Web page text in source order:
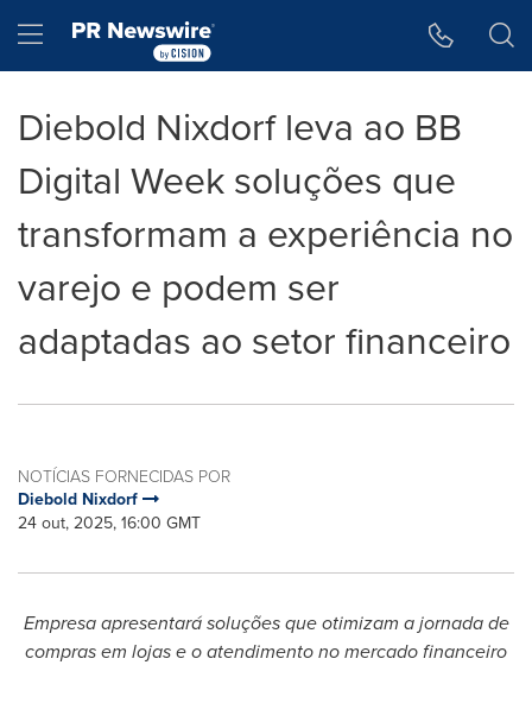
Hamburger menu
Diebold Nixdorf leva ao BB
Digital Week soluções que
transformam a experiência no
varejo e podem ser
adaptadas ao setor financeiro
NOTÍCIAS FORNECIDAS POR
Diebold Nixdorf
24 out, 2025, 16:00 GMT
Empresa apresentará soluções que otimizam a jornada de
compras em lojas e o atendimento no mercado financeiro